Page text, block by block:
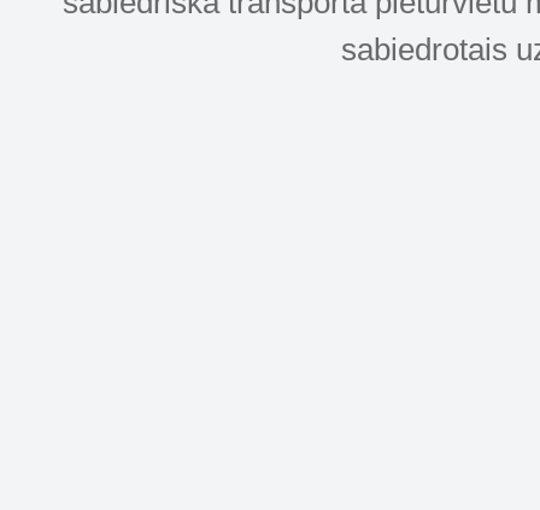
sabiedrotais